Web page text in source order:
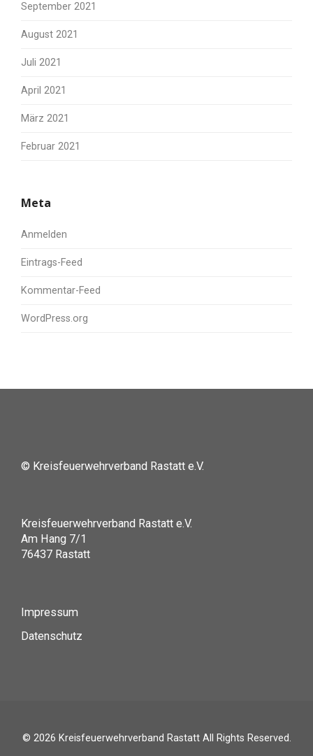
September 2021
August 2021
Juli 2021
April 2021
März 2021
Februar 2021
Meta
Anmelden
Eintrags-Feed
Kommentar-Feed
WordPress.org
© Kreisfeuerwehrverband Rastatt e.V.
Kreisfeuerwehrverband Rastatt e.V.
Am Hang 7/1
76437 Rastatt
Impressum
Datenschutz
© 2026 Kreisfeuerwehrverband RastattAll Rights Reserved.